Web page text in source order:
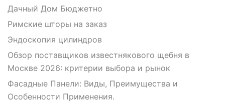
Дачный Дом Бюджетно
Римские шторы на заказ
Эндоскопия цилиндров
Обзор поставщиков известнякового щебня в
Москве 2026: критерии выбора и рынок
Фасадные Панели: Виды, Преимущества и
Особенности Применения.